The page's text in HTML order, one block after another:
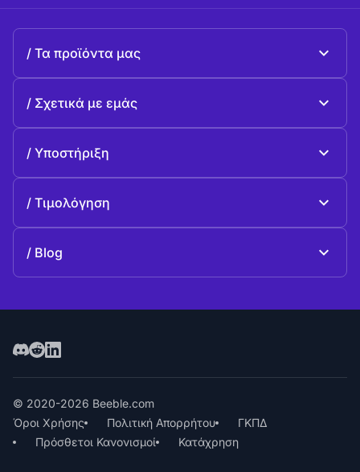
Τα προϊόντα μας
Σχετικά με εμάς
Ιστορία
Υποστήριξη
Επικοινωνία
Τιμολόγηση
Blog
© 2020-2026 Beeble.com
Όροι Χρήσης
Πολιτική Απορρήτου
ΓΚΠΔ
Πρόσθετοι Κανονισμοί
Κατάχρηση